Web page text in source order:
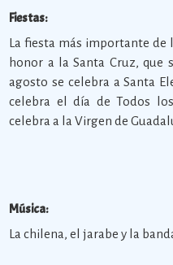
Fiestas:
La fiesta más importante de
honor a la Santa Cruz, que
agosto se celebra a Santa
celebra el día de Todos
celebra a la Virgen de
Música:
La chilena, el jarabe y la